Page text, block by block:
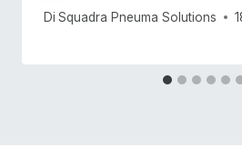
Di Squadra Pneuma Solutions